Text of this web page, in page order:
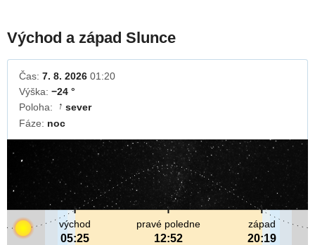
Východ a západ Slunce
Čas: 7. 8. 2026 01:20
Výška: −24 °
Poloha:
↓ sever
Fáze: noc
pravé poledne
12:52
východ
05:25
západ
20:19